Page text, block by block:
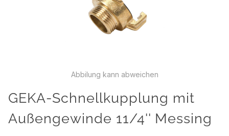
Abbilung kann abweichen
GEKA-Schnellkupplung mit
Außengewinde 11/4'' Messing